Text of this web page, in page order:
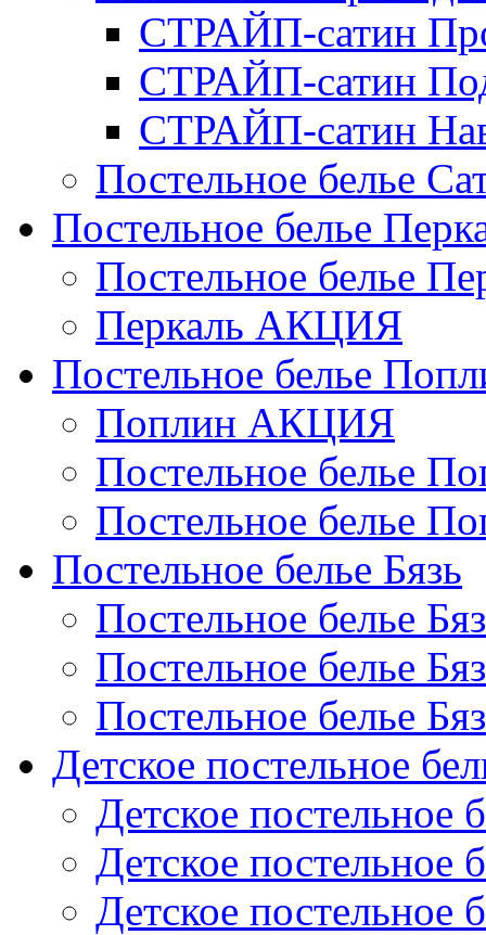
СТРАЙП-сатин
СТРАЙП-сатин
СТРАЙП-сатин
Постельное белье
Постельное белье
Постельное белье
Перкаль АКЦИЯ
Постельное белье
Поплин АКЦИЯ
Постельное белье
Постельное белье
Постельное белье Бязь
Постельное белье
Постельное белье
Постельное белье
Детское постельное
Детское постельное
Детское постельное
Детское